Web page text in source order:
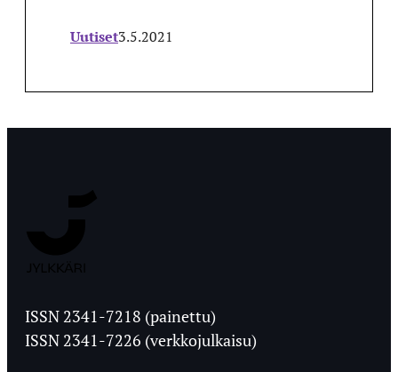
Uutiset3.5.2021
Ylioppilaslehti
ISSN 2341-7218 (painettu)
ISSN 2341-7226 (verkkojulkaisu)